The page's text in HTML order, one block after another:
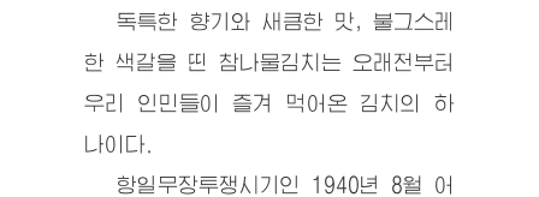
독특한 향기와 새큼한 맛, 불그스레
한 색갈을 띤 참나물김치는 오래전부터
우리 인민들이 즐겨 먹어온 김치의 하
나이다.
항일무장투쟁시기인 1940년 8월 어